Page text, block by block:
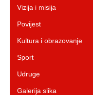
Vizija i misija
Povijest
Kultura i obrazovanje
Sport
Udruge
Galerija slika